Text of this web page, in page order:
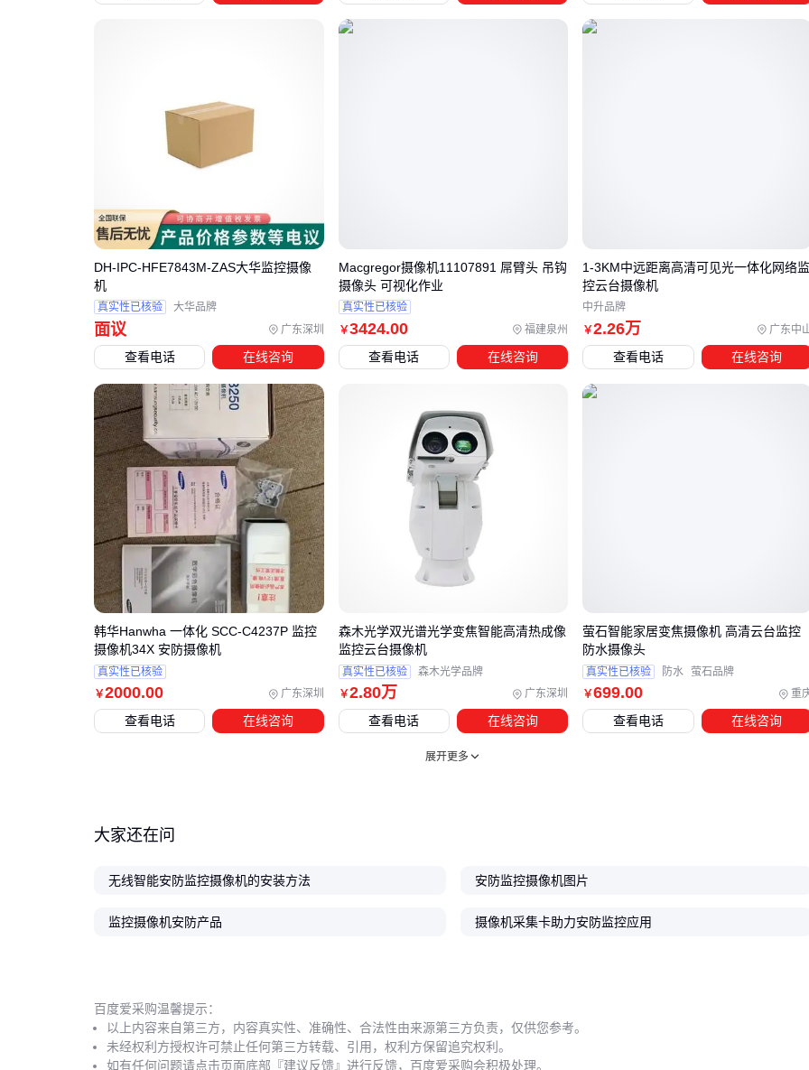
门禁场景的特殊性在于需要同时解决身份核验与监控记录需
选型决策最后要回到场景的核心风险点：是更需要24小时不间
断记录，还是快速响应异常事件？前者侧重存储可靠性，后者
依赖智能分析能力。这也将直接影响后续配套设备的选择方
四、为什么配套设备决定了主设备的实际效果？
采购安防监控摄像机后，很多用户会发现实际效果与预期存在
差距，这往往源于配套设备的匹配问题。存储设备、传输线路
和防护配件等周边组件，直接影响主设备的稳定性和成像质
量。例如，高分辨率摄像机若搭配低性能的
件，则可能因阳光直射或雨水侵蚀缩短使用寿命。
关键配套组件的选择需遵循三个原则：
环境适配：户外场景需考虑遮阳罩、 防雷保护器
系统兼容：确保摄像机与监控软件、交换机等设备的协议一
定期维护是保证系统持续有效的关键：
面议 广东深圳
DH-IPC-HFE7843M-ZAS大华监控摄像
机
真实性已核验 大华品牌
查看电话 在线咨询
￥3424.00 福建泉州
Macgregor摄像机11107891 屌臂头 吊钩
摄像头 可视化作业
真实性已核验
查看电话 在线咨询
￥2.26万 广东中
1-3KM中远距离高清可见光一体化网络
控云台摄像机
中升品牌
查看电话 在线咨询
￥2000.00 广东深圳
韩华Hanwha 一体化 SCC-C4237P 监控
摄像机34X 安防摄像机
真实性已核验
查看电话 在线咨询
￥2.80万 广东深圳
森木光学双光谱光学变焦智能高清热成像
监控云台摄像机
真实性已核验 森木光学品牌
查看电话 在线咨询
￥699.00 重
萤石智能家居变焦摄像机 高清云台监控
防水摄像头
真实性已核验 防水 萤石品牌
查看电话 在线咨询
展开更多
大家还在问
无线智能安防监控摄像机的安装方法 安防监控摄像机图片
监控摄像机安防产品 摄像机采集卡助力安防监控应用
百度爱采购温馨提示：
以上内容来自第三方，内容真实性、准确性、合法性由来源第三方负责，仅供您参考。
未经权利方授权许可禁止任何第三方转载、引用，权利方保留追究权利。
如有任何问题请点击页面底部『建议反馈』进行反馈，百度爱采购会积极处理。